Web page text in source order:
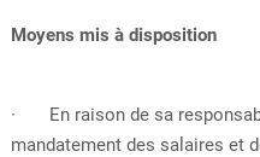
Moyens mis à disposition
· En raison de sa
mandatement des salaires et